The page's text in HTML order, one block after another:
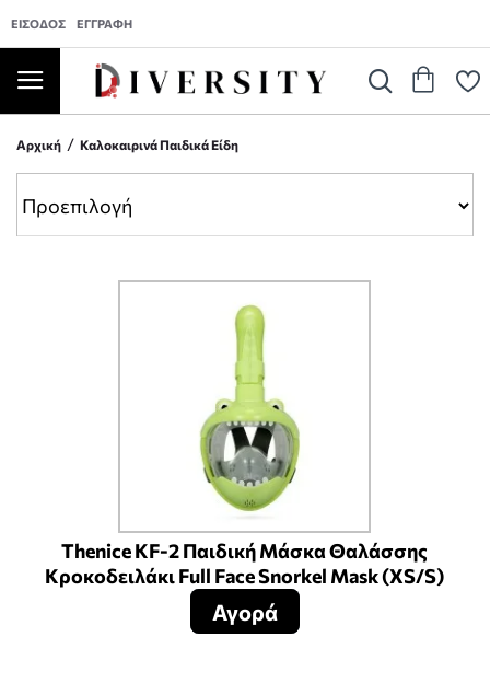
ΕΊΣΟΔΟΣ ΕΓΓΡΑΦΉ
Αρχική Καλοκαιρινά Παιδικά Είδη
Thenice KF-2 Παιδική Μάσκα Θαλάσσης
Κροκοδειλάκι Full Face Snorkel Mask (XS/S)
Αγορά